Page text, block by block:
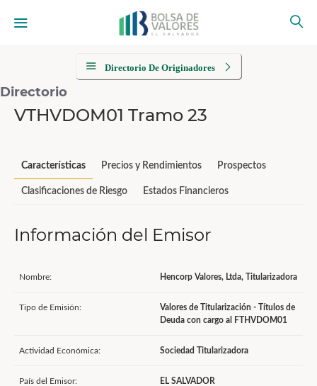
Directorio De Originadores
Directorio
VTHVDOM01 Tramo 23
Características Precios y Rendimientos Prospectos
Clasificaciones de Riesgo Estados Financieros
Información del Emisor
Nombre: Hencorp Valores, Ltda, Titularizadora
Tipo de Emisión:
Valores de Titularización - Títulos de
Deuda con cargo al FTHVDOM01
Actividad Económica: Sociedad Titularizadora
País del Emisor: EL SALVADOR